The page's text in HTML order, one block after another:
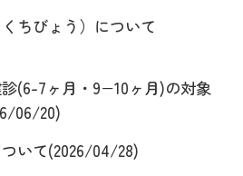
ちびょう）について
(6-7ヶ月・9−10ヶ月)の対象
06/20)
いて(2026/04/28)